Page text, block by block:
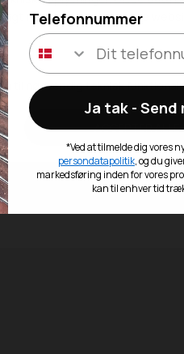
Fri fragt over
Gratis til GLS & DAO
Telefonnummer
Ja tak -
*Ved at tilmelde dig vores
persondatapolitik, og du
markedsføring inden for vores
kan til enhver tid